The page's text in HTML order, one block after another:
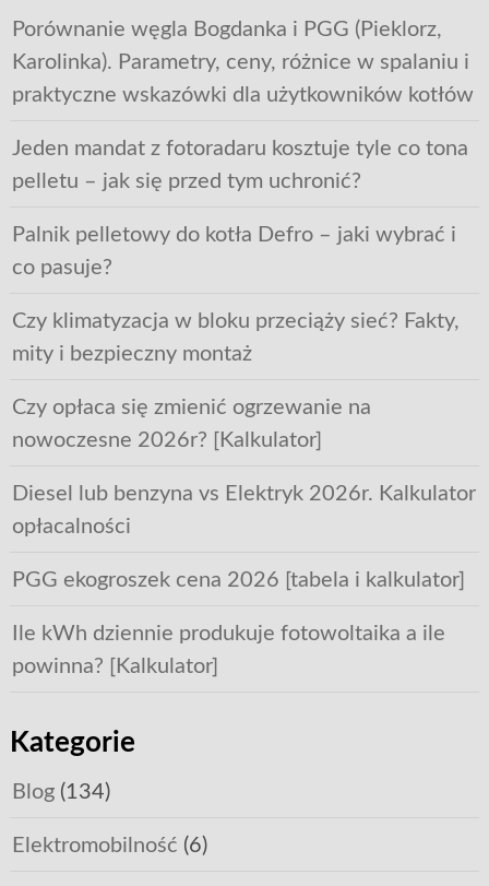
Porównanie węgla Bogdanka i PGG (Pieklorz,
Karolinka). Parametry, ceny, różnice w spalaniu i
praktyczne wskazówki dla użytkowników kotłów
Jeden mandat z fotoradaru kosztuje tyle co tona
pelletu – jak się przed tym uchronić?
Palnik pelletowy do kotła Defro – jaki wybrać i
co pasuje?
Czy klimatyzacja w bloku przeciąży sieć? Fakty,
mity i bezpieczny montaż
Czy opłaca się zmienić ogrzewanie na
nowoczesne 2026r? [Kalkulator]
Diesel lub benzyna vs Elektryk 2026r. Kalkulator
opłacalności
PGG ekogroszek cena 2026 [tabela i kalkulator]
Ile kWh dziennie produkuje fotowoltaika a ile
powinna? [Kalkulator]
Kategorie
Blog(134)
Elektromobilność (6)